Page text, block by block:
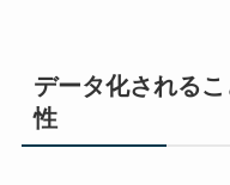
データ化される
性